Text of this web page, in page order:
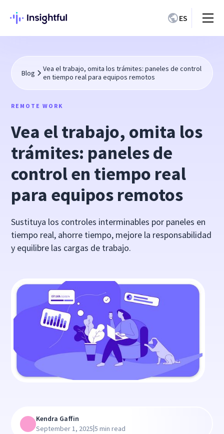
ES
Blog
Vea el trabajo, omita los trámites: paneles de control
en tiempo real para equipos remotos
REMOTE WORK
Vea el trabajo, omita los
trámites: paneles de
control en tiempo real
para equipos remotos
Sustituya los controles interminables por paneles en
tiempo real, ahorre tiempo, mejore la responsabilidad
y equilibre las cargas de trabajo.
Kendra Gaffin
September 1, 2025|5 min read